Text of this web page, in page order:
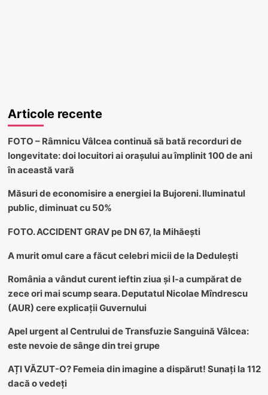
Articole recente
FOTO – Râmnicu Vâlcea continuă să bată recorduri de
longevitate: doi locuitori ai orașului au împlinit 100 de ani
în această vară
Măsuri de economisire a energiei la Bujoreni. Iluminatul
public, diminuat cu 50%
FOTO. ACCIDENT GRAV pe DN 67, la Mihăești
A murit omul care a făcut celebri micii de la Dedulești
România a vândut curent ieftin ziua și l-a cumpărat de
zece ori mai scump seara. Deputatul Nicolae Mîndrescu
(AUR) cere explicații Guvernului
Apel urgent al Centrului de Transfuzie Sanguină Vâlcea:
este nevoie de sânge din trei grupe
AȚI VĂZUT-O? Femeia din imagine a dispărut! Sunați la 112
dacă o vedeți